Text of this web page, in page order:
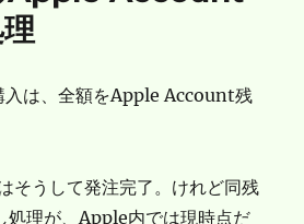
入は、全額をApple Account残
そうして発注完了。けれど同残
処理が、Apple内では現時点だ